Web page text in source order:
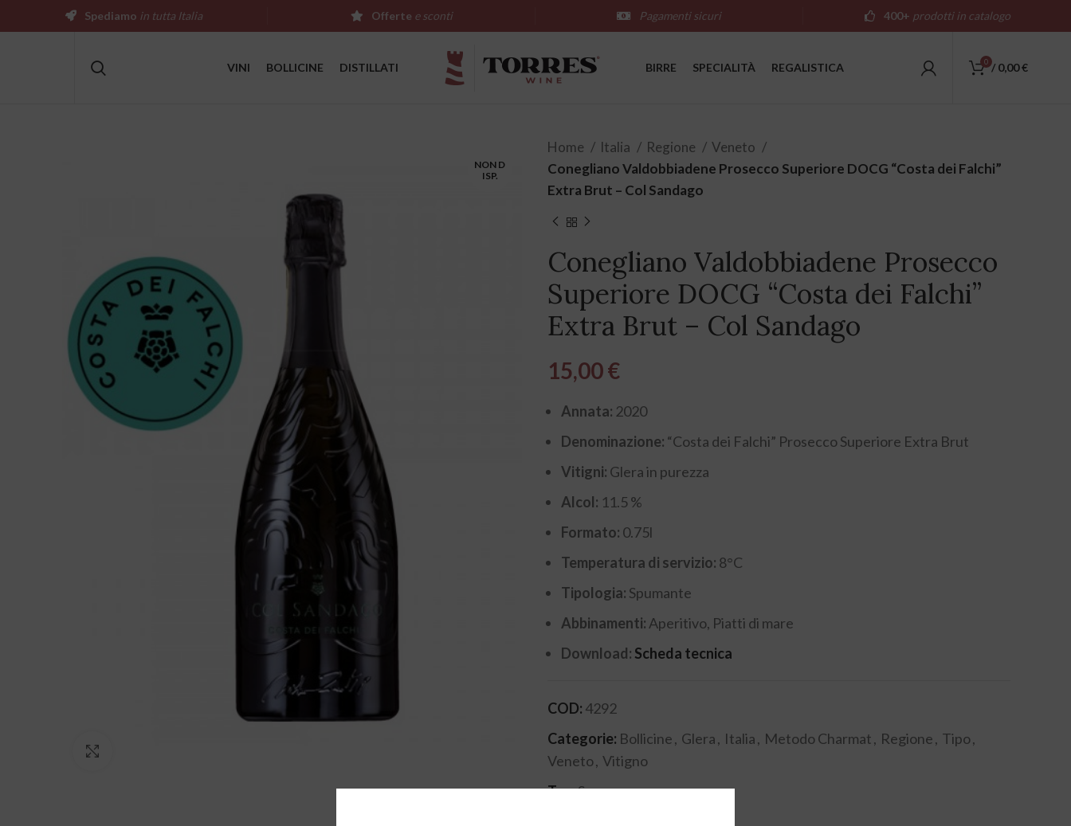
VINI BOLLICINE DISTILLATI BIRRE SPECIALITÀ REGALISTICA 0 / 0,00€
NON D
ISP.
Home Italia Regione
Veneto
Conegliano Valdobbiadene Prosecco Superiore DOCG “Costa dei Falchi”
Extra Brut – Col Sandago
Conegliano Valdobbiadene Prosecco
Superiore DOCG “Costa dei Falchi”
Extra Brut – Col Sandago
15,00€
Annata: 2020
Denominazione: “Costa dei Falchi” Prosecco Superiore Extra Brut
Vitigni: Glera in purezza
Alcol: 11.5 %
Formato: 0.75l
Temperatura di servizio: 8°C
Tipologia: Spumante
Abbinamenti: Aperitivo, Piatti di mare
Download: Scheda tecnica
COD: 4292
Categorie: Bollicine, Glera, Italia, Metodo Charmat, Regione, Tipo,
Veneto, Vitigno
Tag:Susegana
Spediamo in tutta Italia Offerte e sconti Pagamenti sicuri 400+ prodotti in catalogo